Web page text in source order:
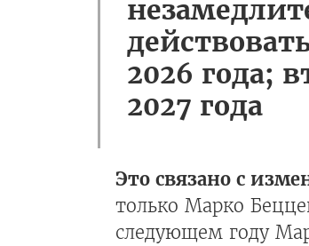
2026 года;
2027 года
Это связано с
только Марко
следующем году